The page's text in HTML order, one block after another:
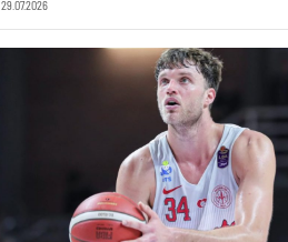
29.07.2026